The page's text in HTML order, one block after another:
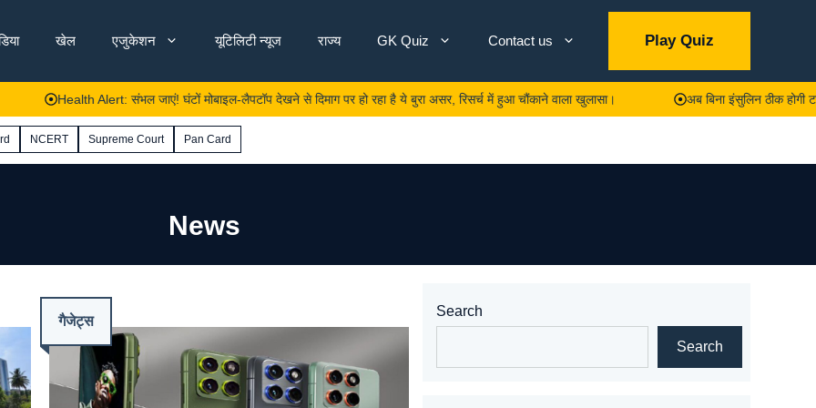
खेल एजुकेशन यूटिलिटी न्यूज राज्य GK Quiz Contact us Play Quiz
Alert: संभल जाएं! घंटों मोबाइल-लैपटॉप देखने से दिमाग पर हो रहा है ये बुरा असर, रिसर्च में हुआ चौंकाने वाला खुलासा। अब बिना इंसुलिन ठीक होगी टाइप-2
NCERT Supreme Court Pan Card
News
गैजेट्स
Search
Search